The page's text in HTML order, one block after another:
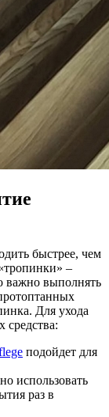
быстрее, чем
–
важно выполнять
Для ухода
средства:
подойдет для
использовать
раз в